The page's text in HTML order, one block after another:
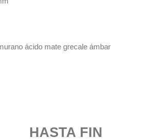
ácido mate grecale ámbar
FIN